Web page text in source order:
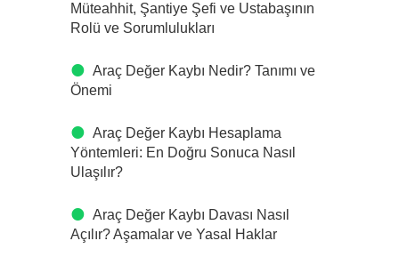
Müteahhit, Şantiye Şefi ve Ustabaşının
Rolü ve Sorumlulukları
Araç Değer Kaybı Nedir? Tanımı ve
Önemi
Araç Değer Kaybı Hesaplama
Yöntemleri: En Doğru Sonuca Nasıl
Ulaşılır?
Araç Değer Kaybı Davası Nasıl
Açılır? Aşamalar ve Yasal Haklar